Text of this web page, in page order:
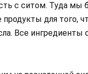
с ситом. Туда мы
для того,
Все ингредиенты